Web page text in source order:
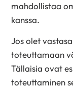
mahdollistaa
kanssa.
Jos olet
toteuttamaan
Tällaisia ovat
toteuttaminen